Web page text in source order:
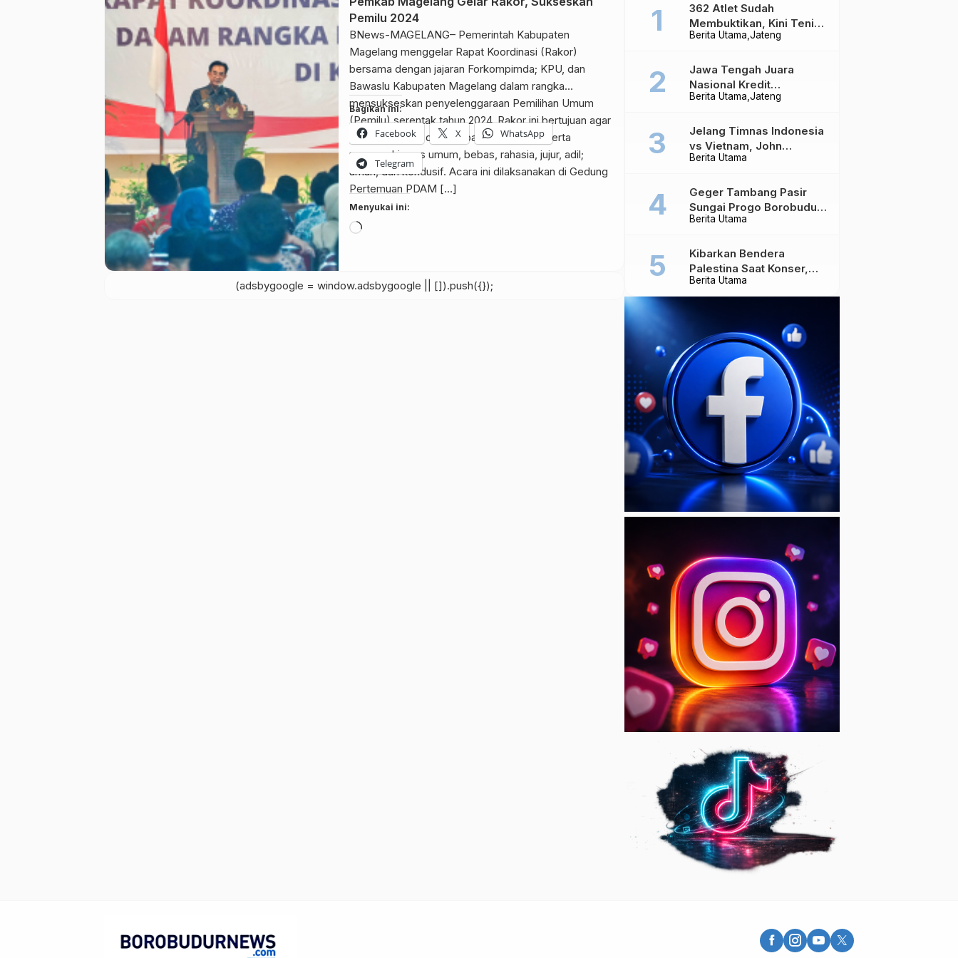
Pemilu 2024
BNews-MAGELANG– Pemerintah Kabupaten
Magelang menggelar Rapat Koordinasi (Rakor)
bersama dengan jajaran Forkompimda; KPU, dan
Bawaslu Kabupaten Magelang dalam rangka
mensukseskan penyelenggaraan Pemilihan Umum
(Pemilu) serentak tahun 2024. Rakor ini bertujuan agar
Pemilu berjalan dengan baik dan sukses serta
memenuhi asas umum, bebas, rahasia, jujur, adil;
aman, dan kondusif. Acara ini dilaksanakan di Gedung
Pertemuan PDAM […]
Bagikan ini:
Facebook X WhatsApp
Telegram
Menyukai ini:
Memuat...
(adsbygoogle = window.adsbygoogle || []).push({});
Berita Utama Jateng
362 Atlet Sudah
Membuktikan, Kini Tenis
Meja Jateng Dibidik Jadi
Berita Utama Jateng
Jawa Tengah Juara
Nasional Kredit
Perumahan, Realisasi
Berita Utama
Jelang Timnas Indonesia
vs Vietnam, John
Herdman Ungkap Hal
Berita Utama
Geger Tambang Pasir
Sungai Progo Borobudur,
Warga Sambeng Hentikan
Berita Utama
Kibarkan Bendera
Palestina Saat Konser,
Massive Attack Dilarang
Masuk Singapura Lagi